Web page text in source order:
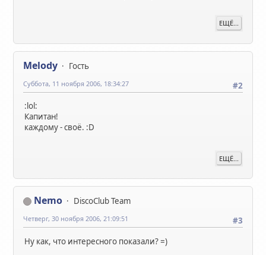
ЕЩЁ...
Melody
Гость
#2
Суббота, 11 ноября 2006, 18:34:27
:lol:
Капитан!
каждому - своё. :D
ЕЩЁ...
Nemo
DiscoClub Team
#3
Четверг, 30 ноября 2006, 21:09:51
Ну как, что интересного показали? =)